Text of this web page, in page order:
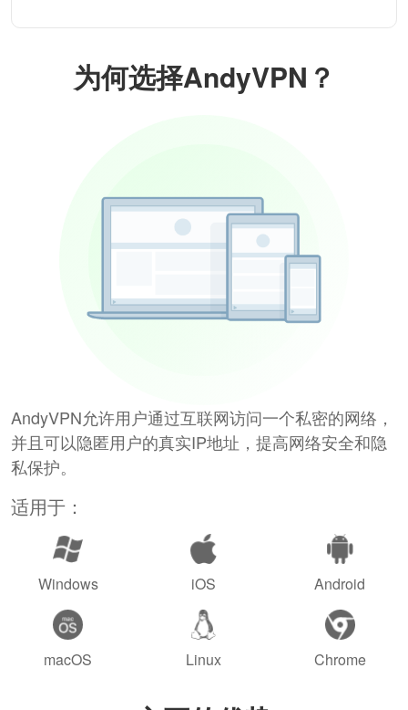
为何选择AndyVPN？
AndyVPN允许用户通过互联网访问一个私密的网络，
并且可以隐匿用户的真实IP地址，提高网络安全和隐
私保护。
适用于：
Windows iOS Android
macOS Linux Chrome